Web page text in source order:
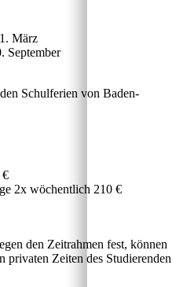
März
September
Schulferien von Baden-
€
2x wöchentlich 210 €
den Zeitrahmen fest, können
privaten Zeiten des Studierenden